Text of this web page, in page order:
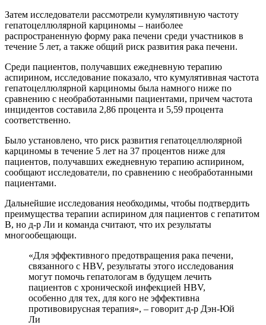
Затем исследователи рассмотрели кумулятивную частоту
гепатоцеллюлярной карциномы – наиболее
распространенную форму рака печени среди участников в
течение 5 лет, а также общий риск развития рака печени.
Среди пациентов, получавших ежедневную терапию
аспирином, исследование показало, что кумулятивная частота
гепатоцеллюлярной карциномы была намного ниже по
сравнению с необработанными пациентами, причем частота
инцидентов составила 2,86 процента и 5,59 процента
соответственно.
Было установлено, что риск развития гепатоцеллюлярной
карциномы в течение 5 лет на 37 процентов ниже для
пациентов, получавших ежедневную терапию аспирином,
сообщают исследователи, по сравнению с необработанными
пациентами.
Дальнейшие исследования необходимы, чтобы подтвердить
преимущества терапии аспирином для пациентов с гепатитом
В, но д-р Ли и команда считают, что их результаты
многообещающи.
«Для эффективного предотвращения рака печени,
связанного с HBV, результаты этого исследования
могут помочь гепатологам в будущем лечить
пациентов с хронической инфекцией HBV,
особенно для тех, для кого не эффективна
противовирусная терапия», – говорит д-р Дэн-Юй
Ли